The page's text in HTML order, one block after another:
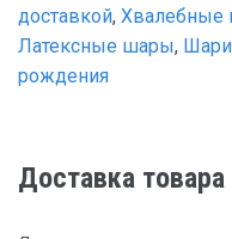
доставкой, Хвалебные
Латексные шары,
рождения
Доставка товара